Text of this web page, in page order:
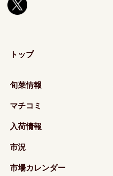
トップ
旬菜情報
マチコミ
入荷情報
市況
市場カレンダー